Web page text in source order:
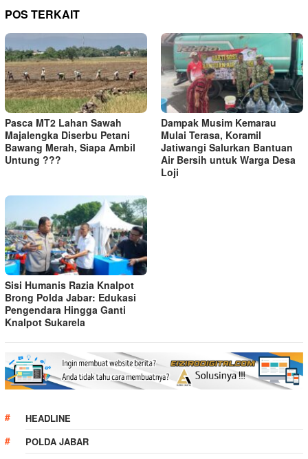
POS TERKAIT
Pasca MT2 Lahan Sawah
Majalengka Diserbu Petani
Bawang Merah, Siapa Ambil
Untung ???
Dampak Musim Kemarau
Mulai Terasa, Koramil
Jatiwangi Salurkan Bantuan
Air Bersih untuk Warga Desa
Loji
Sisi Humanis Razia Knalpot
Brong Polda Jabar: Edukasi
Pengendara Hingga Ganti
Knalpot Sukarela
HEADLINE
POLDA JABAR